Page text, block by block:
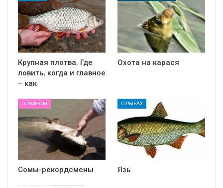
Крупная плотва. Где
ловить, когда и главное
– как
Охота на карася
О РАЗНОМ
Сомы-рекордсмены
О РЫБАХ
Язь